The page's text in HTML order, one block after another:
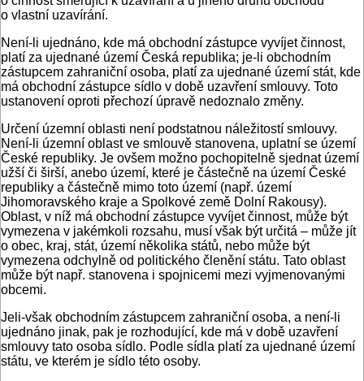
o vlastní uzavírání.
Není-li ujednáno, kde má obchodní zástupce vyvíjet činnost,
platí za ujednané území Česká republika; je-li obchodním
zástupcem zahraniční osoba, platí za ujednané území stát, kde
má obchodní zástupce sídlo v době uzavření smlouvy. Toto
ustanovení oproti přechozí úpravě nedoznalo změny.
Určení územní oblasti není podstatnou náležitostí smlouvy.
Není-li územní oblast ve smlouvě stanovena, uplatní se území
České republiky. Je ovšem možno pochopitelně sjednat území
užší či širší, anebo území, které je částečně na území České
republiky a částečně mimo toto území (např. území
Jihomoravského kraje a Spolkové země Dolní Rakousy).
Oblast, v níž má obchodní zástupce vyvíjet činnost, může být
vymezena v jakémkoli rozsahu, musí však být určitá – může jít
o obec, kraj, stát, území několika států, nebo může být
vymezena odchylně od politického členění státu. Tato oblast
může být např. stanovena i spojnicemi mezi vyjmenovanými
obcemi.
Jeli-však obchodním zástupcem zahraniční osoba, a není-li
ujednáno jinak, pak je rozhodující, kde má v době uzavření
smlouvy tato osoba sídlo. Podle sídla platí za ujednané území
státu, ve kterém je sídlo této osoby.